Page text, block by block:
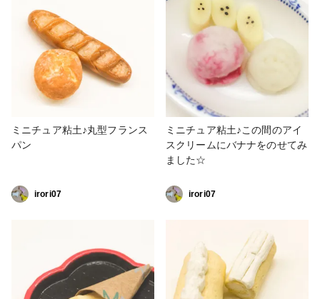
ミニチュア粘土♪丸型フランス
パン
irori07
ミニチュア粘土♪この間のアイ
スクリームにバナナをのせてみ
ました☆
irori07